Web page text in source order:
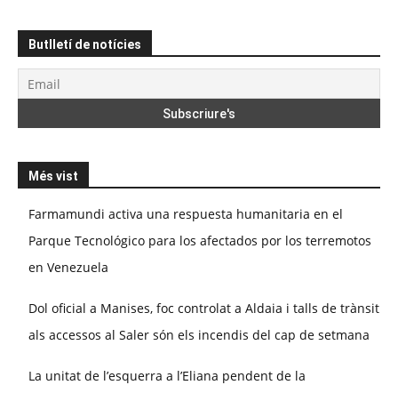
Butlletí de notícies
Més vist
Farmamundi activa una respuesta humanitaria en el
Parque Tecnológico para los afectados por los terremotos
en Venezuela
Dol oficial a Manises, foc controlat a Aldaia i talls de trànsit
als accessos al Saler són els incendis del cap de setmana
La unitat de l’esquerra a l’Eliana pendent de la